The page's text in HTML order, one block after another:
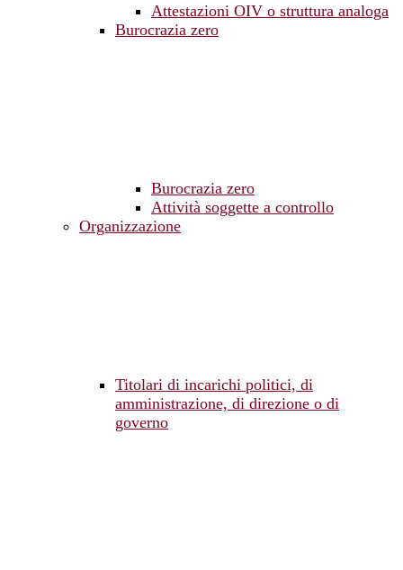
Attestazioni OIV o struttura analoga
Burocrazia zero
Burocrazia zero
Attività soggette a controllo
Organizzazione
Titolari di incarichi politici, di
amministrazione, di direzione o di
governo